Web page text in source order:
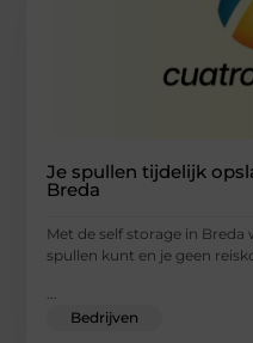
Je spullen tijdelijk
Breda
Met de self storage in Breda
spullen kunt en je geen
...
Bedrijven